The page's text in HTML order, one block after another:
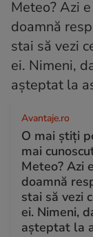
Avantaje.ro
O mai știți
mai
Meteo? Azi
doamnă
stai să vezi
ei. Nimeni,
așteptat la